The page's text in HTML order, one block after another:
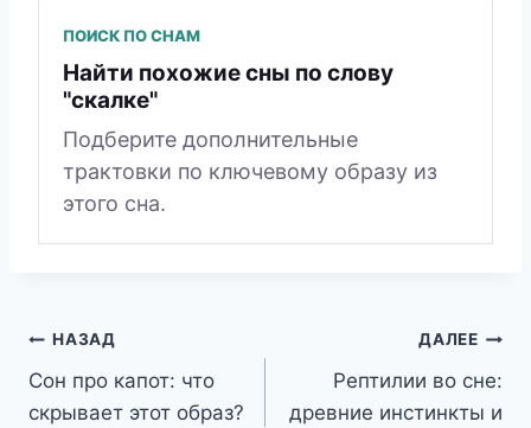
ПОИСК ПО СНАМ
Найти похожие сны по слову
"скалке"
Подберите дополнительные
трактовки по ключевому образу из
этого сна.
Навигация
по
НАЗАД
Сон про капот: что
скрывает этот образ?
ДАЛЕЕ
Рептилии во сне:
древние инстинкты и